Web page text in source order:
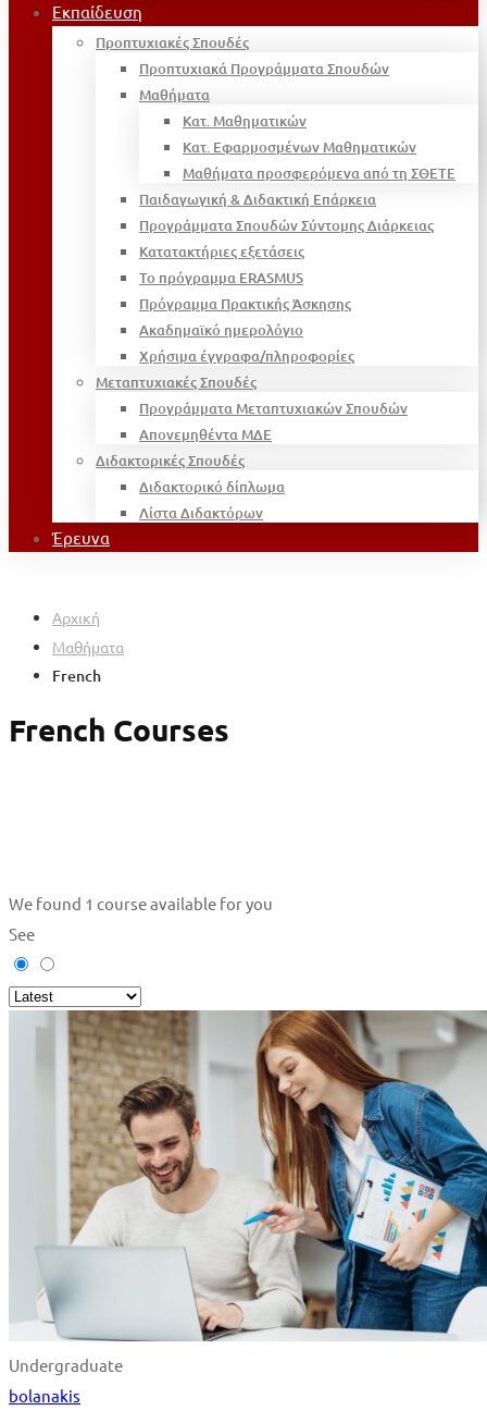
Εκπαίδευση
Προπτυχιακές Σπουδές
Προπτυχιακά Προγράμματα Σπουδών
Μαθήματα
Κατ. Μαθηματικών
Κατ. Εφαρμοσμένων Μαθηματικών
Μαθήματα προσφερόμενα από τη ΣΘΕΤΕ
Παιδαγωγική & Διδακτική Επάρκεια
Προγράμματα Σπουδών Σύντομης Διάρκειας
Κατατακτήριες εξετάσεις
Το πρόγραμμα ERASMUS
Πρόγραμμα Πρακτικής Άσκησης
Ακαδημαϊκό ημερολόγιο
Χρήσιμα έγγραφα/πληροφορίες
Μεταπτυχιακές Σπουδές
Προγράμματα Μεταπτυχιακών Σπουδών
Απονεμηθέντα ΜΔΕ
Διδακτορικές Σπουδές
Διδακτορικό δίπλωμα
Λίστα Διδακτόρων
Έρευνα
Αρχική
Μαθήματα
French
French Courses
We found 1 course available for you
See
Undergraduate
bolanakis